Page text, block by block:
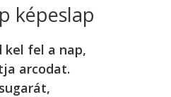
képeslap
kel fel a nap,
arcodat.